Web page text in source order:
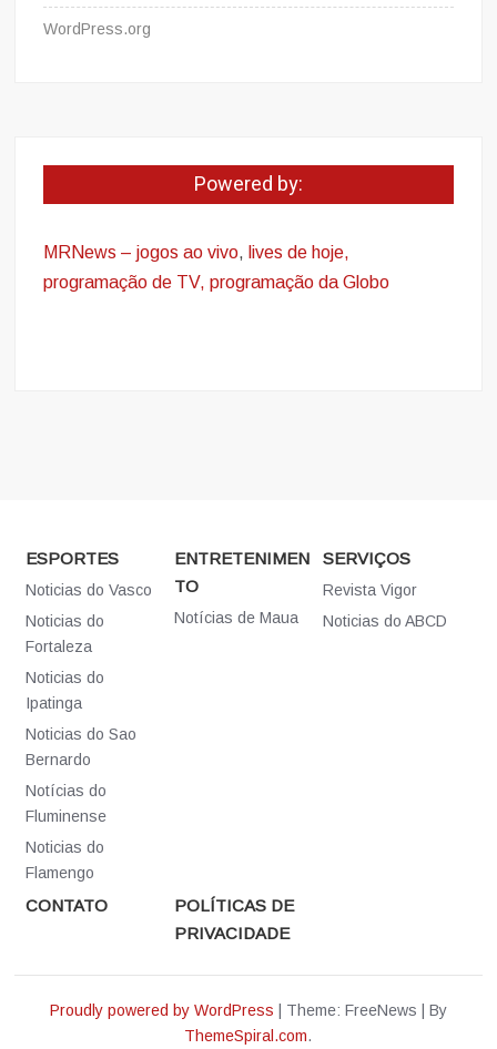
WordPress.org
Powered by:
MRNews – jogos ao vivo, lives de hoje,
programação de TV, programação da Globo
ESPORTES
Noticias do Vasco
Noticias do
Fortaleza
Noticias do
Ipatinga
Noticias do Sao
Bernardo
Notícias do
Fluminense
Noticias do
Flamengo
ENTRETENIMEN
TO
Notícias de Maua
SERVIÇOS
Revista Vigor
Noticias do ABCD
CONTATO
POLÍTICAS DE
PRIVACIDADE
Proudly powered by WordPress Theme: FreeNews
By
ThemeSpiral.com.